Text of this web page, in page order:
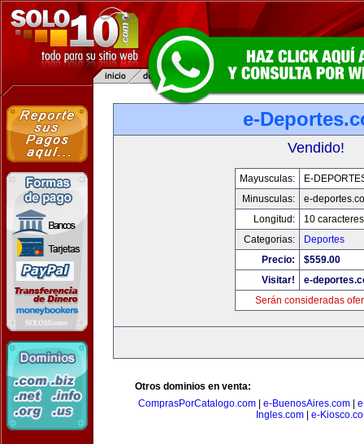
e-
Vendido!
Mayusculas:
E-
Minusculas:
e-
Longitud:
10 caracteres
Categorias:
Deportes
Precio:
$559.00
Visitar!
e-
Serán consideradas
Otros dominios en venta:
ComprasPorCatalogo.com| e-BuenosAires.com|
Ingles.com
e-